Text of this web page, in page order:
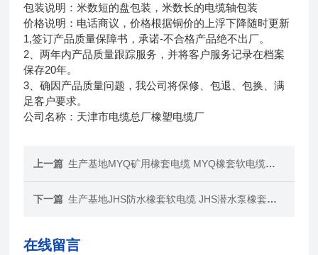
包装说明：米数短的盘包装，米数长的电缆轴包装
价格说明：电话商议，价格根据铜价的上浮下降随时更新
1,签订产品质量保障书，承诺-不合格产品绝不出厂。
2、两年内产品质量跟踪服务，并将客户服务记录在档案
保存20年。
3、确因产品质量问题，我公司将保修、包退、包换、满
足客户要求。
公司名称：天津市电缆总厂橡塑电缆厂
上一篇 生产基地MYQ矿用橡套电缆 MYQ橡套软电缆厂家
下一篇 生产基地JHS防水橡套软电缆 JHS潜水泵橡套电缆
在线留言